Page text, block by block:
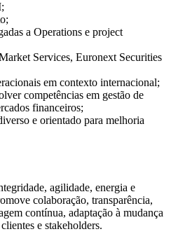
a Operations e project
Services, Euronext Securities
em contexto internacional;
competências em gestão de
financeiros;
e orientado para melhoria
agilidade, energia e
colaboração, transparência,
contínua, adaptação à mudança
e stakeholders.